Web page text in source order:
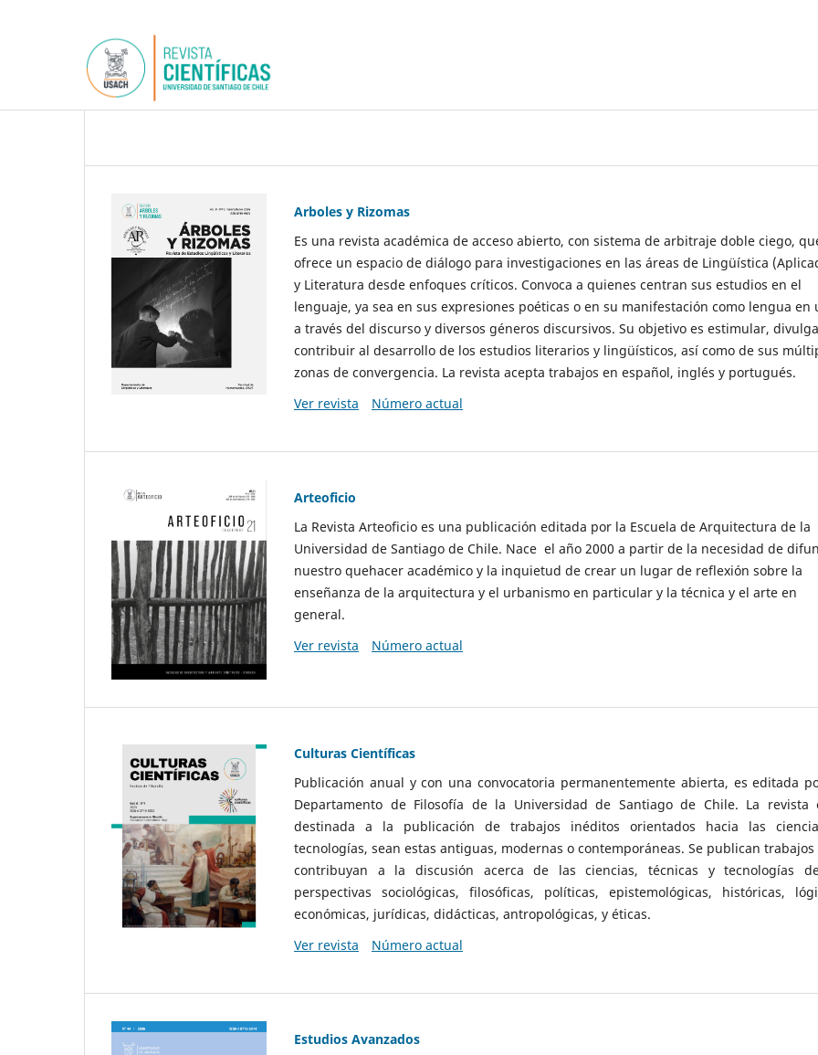
Arboles y Rizomas
Es una revista académica de acceso abierto, con sistema de arbitraje doble ciego,
ofrece un espacio de diálogo para investigaciones en las áreas de Lingüística
y Literatura desde enfoques críticos. Convoca a quienes centran sus estudios en el
lenguaje, ya sea en sus expresiones poéticas o en su manifestación como lengua en
a través del discurso y diversos géneros discursivos. Su objetivo es estimular,
contribuir al desarrollo de los estudios literarios y lingüísticos, así como de sus
zonas de convergencia. La revista acepta trabajos en español, inglés y portugués.
Ver revista
Número actual
Arteoficio
La Revista Arteoficio es una publicación editada por la Escuela de Arquitectura de la
Universidad de Santiago de Chile. Nace el año 2000 a partir de la necesidad de
nuestro quehacer académico y la inquietud de crear un lugar de reflexión sobre la
enseñanza de la arquitectura y el urbanismo en particular y la técnica y el arte en
general.
Ver revista
Número actual
Culturas Científicas
Publicación anual y con una convocatoria permanentemente abierta, es editada
Departamento de Filosofía de la Universidad de Santiago de Chile. La revista
destinada a la publicación de trabajos inéditos orientados hacia las
tecnologías, sean estas antiguas, modernas o contemporáneas. Se publican
contribuyan a la discusión acerca de las ciencias, técnicas y tecnologías
perspectivas sociológicas, filosóficas, políticas, epistemológicas, históricas,
económicas, jurídicas, didácticas, antropológicas, y éticas.
Ver revista
Número actual
Estudios Avanzados